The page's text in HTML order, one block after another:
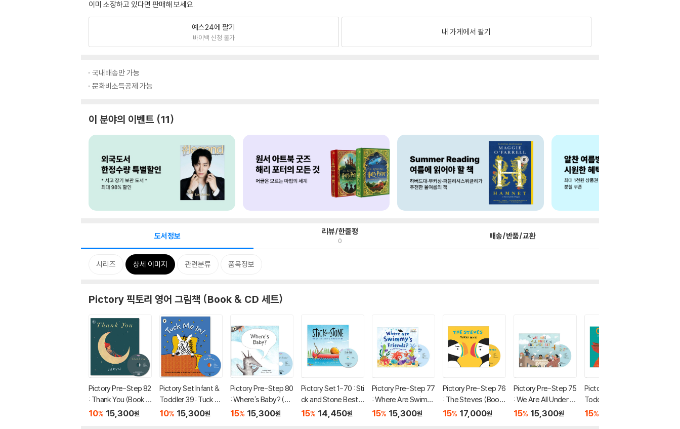
이미 소장하고 있다면 판매해 보세요.
예스24에 팔기
바이백 신청 불가
내 가게에서 팔기
국내배송만 가능
문화비소득공제 가능
이 분야의 이벤트 11
도서정보 리뷰/한줄평
0 배송/반품/교환
시리즈 상세 이미지 관련분류 품목정보
Pictory 픽토리 영어 그림책 (Book & CD 세트)
Pictory Pre-Step 82
: Thank You (Book +
CD)
10% 15,300원
Pictory Set Infant &
Toddler 39 : Tuck M
e In! (Book + CD)
10% 15,300원
Pictory Pre-Step 80
: Where's Baby? (Bo
ok + CD)
15% 15,300원
Pictory Set 1-70 : Sti
ck and Stone Best F
riends Forever! (Bo
15% 14,450원
Pictory Pre-Step 77
: Where Are Swimm
y's Friends (Book +
15% 15,300원
Pictory Pre-Step 76
: The Steves (Book
+ CD)
15% 17,000원
Pictory Pre-Step 75
: We Are All Under O
ne Wide Sky (Book
15% 15,300원
Pictory Set Infant &
Toddler 38 : One Fo
x (Book + CD)
15%